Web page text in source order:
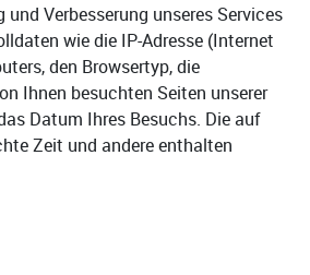
und Verbesserung unseres Services
wie die IP-Adresse (Internet
den Browsertyp, die
Ihnen besuchten Seiten unserer
Datum Ihres Besuchs. Die auf
Zeit und andere enthalten